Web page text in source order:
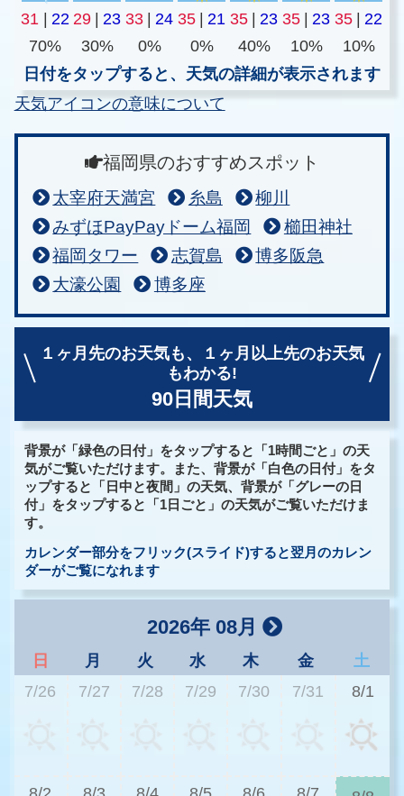
31 22 29 23 33 24 35 21 35 23 35 23 35
22
70%
30% 0% 0% 40% 10%
10%
日付をタップすると、天気の詳細が表示されます
天気アイコンの意味について
福岡県のおすすめスポット
太宰府天満宮 糸島
柳川
みずほPayPayドーム福岡
櫛田神社
福岡タワー
志賀島
博多阪急
大濠公園
博多座
１ヶ月先のお天気も、
１ヶ月以上先のお天気
もわかる!
90日間天気
背景が「緑色の日付」をタップすると「1時間ごと」の天
気がご覧いただけます。また、背景が「白色の日付」をタ
ップすると「日中と夜間」の天気、背景が「グレーの日
付」をタップすると「1日ごと」の天気がご覧いただけま
す。
カレンダー部分をフリック(スライド)すると翌月のカレン
ダーがご覧になれます
2026年 08月
日 月 火 水 木 金
土
7/26
7/27 7/28 7/29 7/30 7/31 8/1